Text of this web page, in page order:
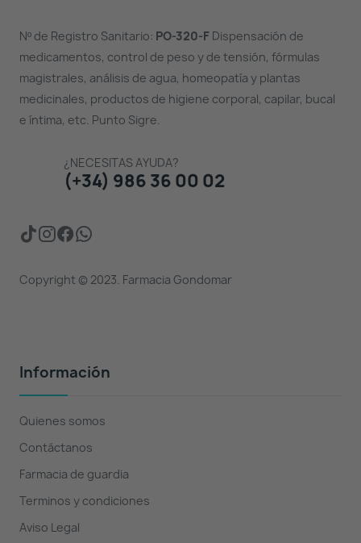
Nº de Registro Sanitario: PO-320-FDispensación de
medicamentos, control de peso y de tensión, fórmulas
magistrales, análisis de agua, homeopatía y plantas
medicinales, productos de higiene corporal, capilar, bucal
e íntima, etc. Punto Sigre.
¿NECESITAS AYUDA?
(+34) 986 36 00 02
Copyright © 2023. Farmacia Gondomar
Información
Quienes somos
Contáctanos
Farmacia de guardia
Terminos y condiciones
Aviso Legal